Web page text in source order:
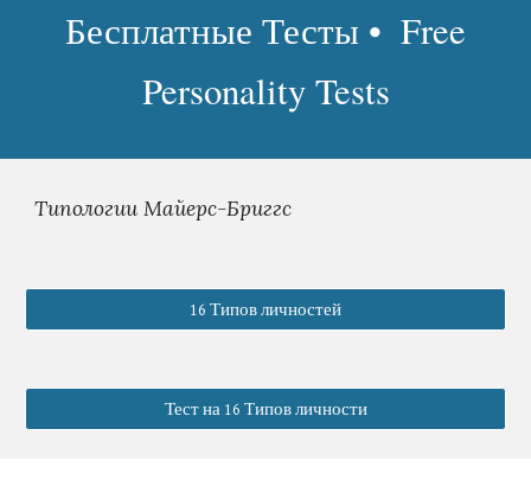
Бесплатные Тесты •
Personality Tests
Типологии Майерс-Бриггс
16 Типов личностей
Тест на 16 Типов личности